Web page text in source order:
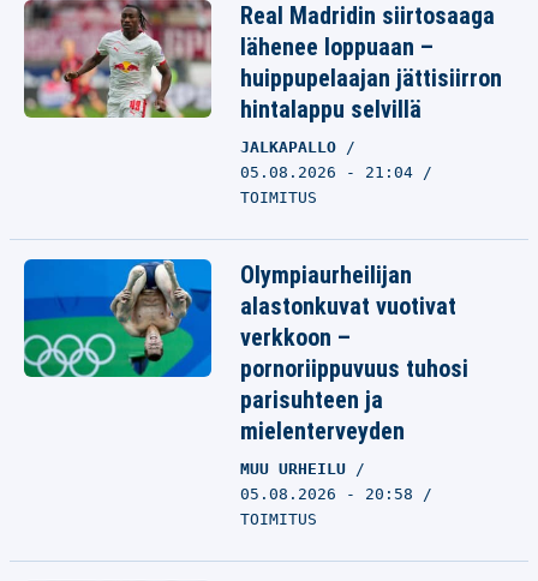
Real Madridin siirtosaaga
lähenee loppuaan –
huippupelaajan jättisiirron
hintalappu selvillä
JALKAPALLO
05.08.2026 - 21:04
TOIMITUS
Olympiaurheilijan
alastonkuvat vuotivat
verkkoon –
pornoriippuvuus tuhosi
parisuhteen ja
mielenterveyden
MUU URHEILU
05.08.2026 - 20:58
TOIMITUS